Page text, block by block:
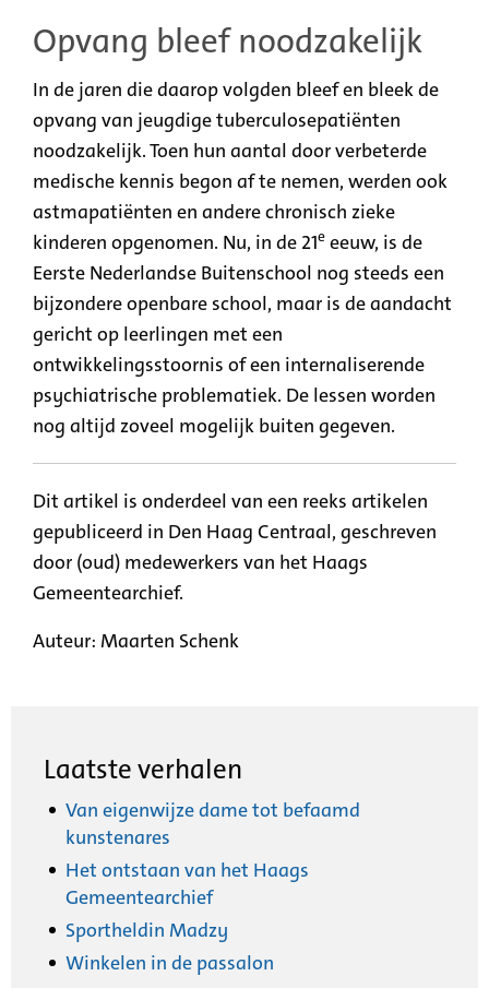
Opvang bleef noodzakelijk
In de jaren die daarop volgden bleef en bleek de
opvang van jeugdige tuberculosepatiënten
noodzakelijk. Toen hun aantal door verbeterde
medische kennis begon af te nemen, werden ook
astmapatiënten en andere chronisch zieke
kinderen opgenomen. Nu, in de 21e eeuw, is de
Eerste Nederlandse Buitenschool nog steeds een
bijzondere openbare school, maar is de aandacht
gericht op leerlingen met een
ontwikkelingsstoornis of een internaliserende
psychiatrische problematiek. De lessen worden
nog altijd zoveel mogelijk buiten gegeven.
Dit artikel is onderdeel van een reeks artikelen
gepubliceerd in Den Haag Centraal, geschreven
door (oud) medewerkers van het Haags
Gemeentearchief.
Auteur: Maarten Schenk
Laatste verhalen
Van eigenwijze dame tot befaamd
kunstenares
Het ontstaan van het Haags
Gemeentearchief
Sportheldin Madzy
Winkelen in de passalon